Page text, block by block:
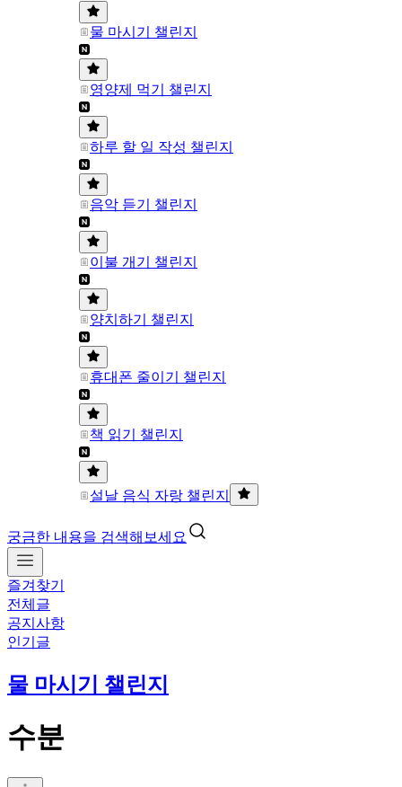
물 마시기 챌린지
영양제 먹기 챌린지
하루 할 일 작성 챌린지
음악 듣기 챌린지
이불 개기 챌린지
양치하기 챌린지
휴대폰 줄이기 챌린지
책 읽기 챌린지
설날 음식 자랑 챌린지
궁금한 내용을 검색해보세요
즐겨찾기
전체글
공지사항
인기글
물 마시기 챌린지
수분